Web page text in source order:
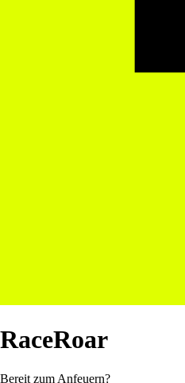
RaceRoar
Bereit zum Anfeuern?